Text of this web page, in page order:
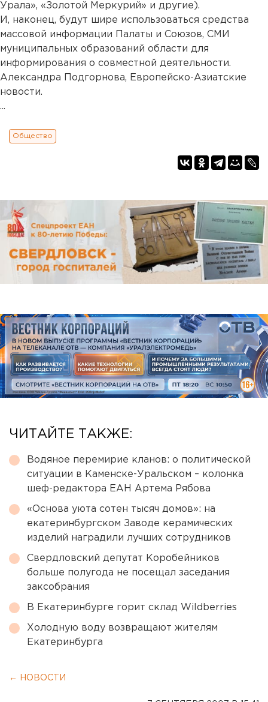
Урала», «Золотой Меркурий» и другие).
И, наконец, будут шире использоваться средства
массовой информации Палаты и Союзов, СМИ
муниципальных образований области для
информирования о совместной деятельности.
Александра Подгорнова, Европейско-Азиатские
новости.
...
Общество
ЧИТАЙТЕ ТАКЖЕ:
Водяное перемирие кланов: о политической
ситуации в Каменске-Уральском – колонка
шеф-редактора ЕАН Артема Рябова
«Основа уюта сотен тысяч домов»: на
екатеринбургском Заводе керамических
изделий наградили лучших сотрудников
Свердловский депутат Коробейников
больше полугода не посещал заседания
заксобрания
В Екатеринбурге горит склад Wildberries
Холодную воду возвращают жителям
Екатеринбурга
← НОВОСТИ